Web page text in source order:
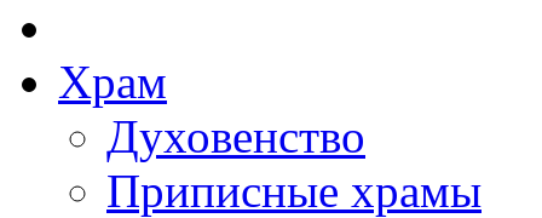
Храм
Духовенство
Приписные храмы